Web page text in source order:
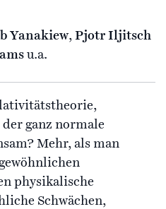
Yanakiew, Pjotr Iljitsch
u.a.
ganz normale
Mehr, als man
physikalische
Schwächen,